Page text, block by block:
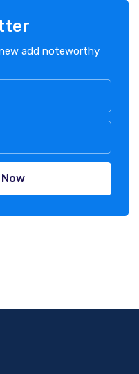
add noteworthy